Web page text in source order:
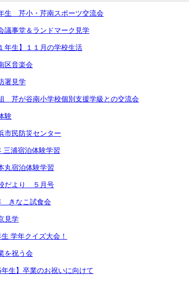
生 芹小・芹南スポーツ交流会
議事堂＆ランドマーク見学
年生】１１月の学校生活
区音楽会
署見学
芹が谷南小学校個別支援学級との交流会
験
市民防災センター
三浦宿泊体験学習
丸宿泊体験学習
だより ５月号
きなこ試食会
見学
生 学年クイズ大会！
を祝う会
年生】卒業のお祝いに向けて